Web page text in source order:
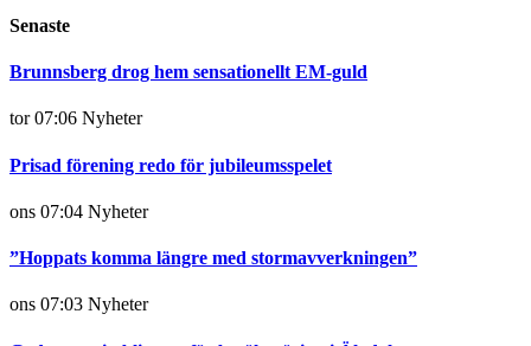
Senaste
Brunnsberg drog hem sensationellt EM-guld
tor 07:06 Nyheter
Prisad förening redo för jubileumsspelet
ons 07:04 Nyheter
”Hoppats komma längre med stormavverkningen”
ons 07:03 Nyheter